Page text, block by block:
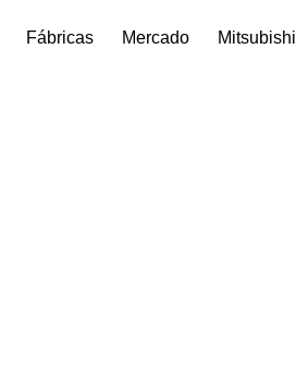
Fábricas Mercado Mitsubishi